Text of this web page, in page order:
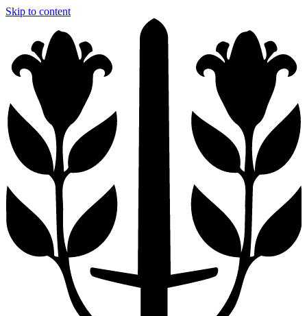
Skip to content